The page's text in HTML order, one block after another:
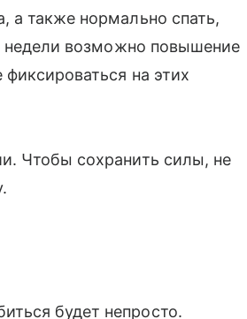
а также нормально спать,
недели возможно повышение
на этих
Чтобы сохранить силы, не
будет непросто.